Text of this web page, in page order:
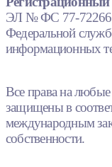
ЭЛ № ФС 77-72266
Федеральной
информационных
Все права на
защищены в
международным
собственности.